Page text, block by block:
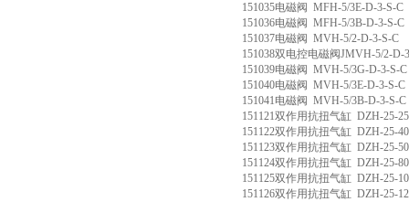
151035电磁阀 MFH-5/3E-D-3-S-C
151036电磁阀 MFH-5/3B-D-3-S-C
151037电磁阀 MVH-5/2-D-3-S-C
151038双电控电磁阀JMVH-5/2-D-
151039电磁阀 MVH-5/3G-D-3-S-C
151040电磁阀 MVH-5/3E-D-3-S-C
151041电磁阀 MVH-5/3B-D-3-S-C
151121双作用抗扭气缸 DZH-25-
151122双作用抗扭气缸 DZH-25-
151123双作用抗扭气缸 DZH-25-
151124双作用抗扭气缸 DZH-25-
151125双作用抗扭气缸 DZH-25-
151126双作用抗扭气缸 DZH-25-